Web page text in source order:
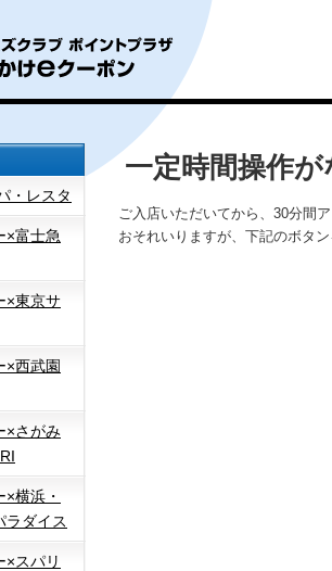
・レスタ
×富士急
×東京サ
×西武園
×さがみ
×横浜・
ラダイス
×スパリ
一定時間操作
ご入店いただいてから、30分間
おそれいりますが、下記のボタ